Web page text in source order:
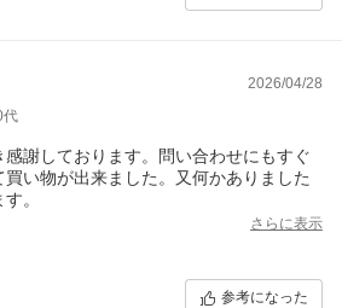
2026/04/28
代
謝しております。問い合わせにもすぐ
い物が出来ました。又何かありました
。
さらに表示
参考になった